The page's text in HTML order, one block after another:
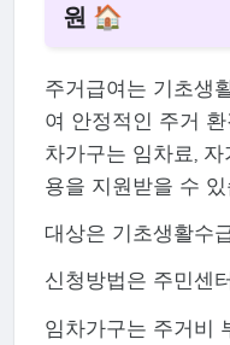
원 🏠
주거급여는 기초생
여 안정적인 주거
차가구는 임차료,
용을 지원받을 수 있
대상은 기초생활수
신청방법은 주민센
임차가구는 주거비